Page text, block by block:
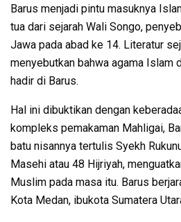
Barus menjadi pintu masuknya
tua dari sejarah Wali Songo,
Jawa pada abad ke 14. Literatur
menyebutkan bahwa agama Islam
hadir di Barus.
Hal ini dibuktikan dengan
kompleks pemakaman Mahligai,
batu nisannya tertulis Syekh
Masehi atau 48 Hijriyah,
Muslim pada masa itu. Barus
Kota Medan, ibukota Sumatera